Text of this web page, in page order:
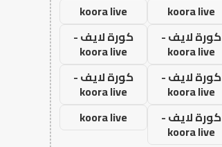
koora live
koora live
كورة لايف -
koora live
كورة لايف -
koora live
كورة لايف -
koora live
كورة لايف -
koora live
كورة لايف -
koora live
koora live